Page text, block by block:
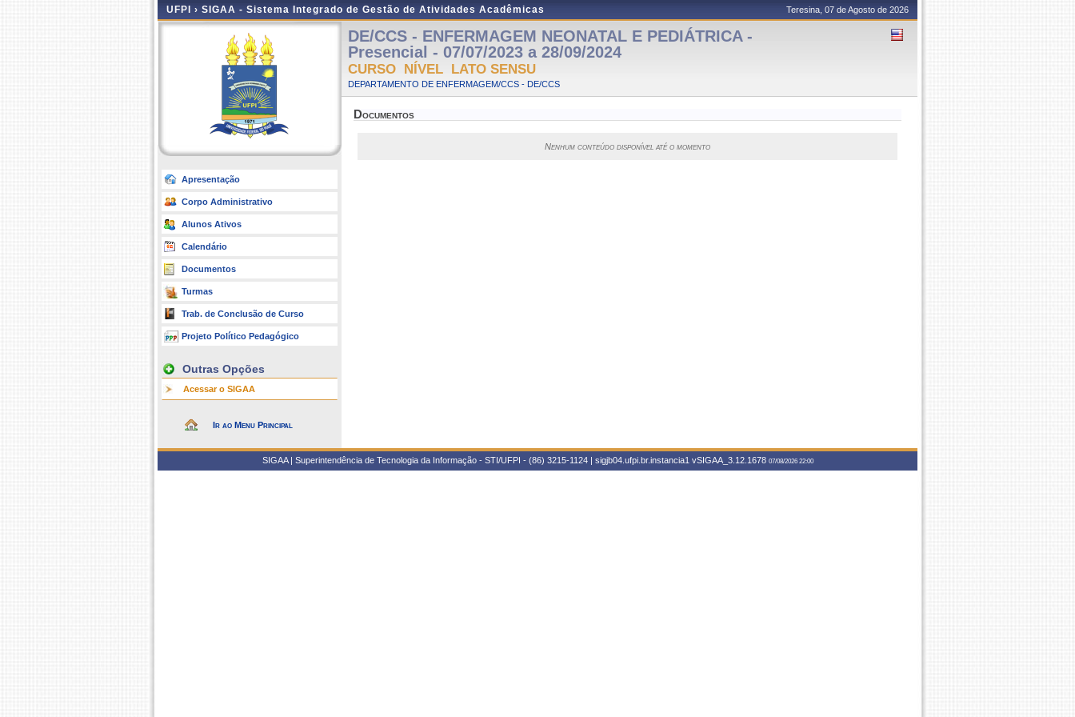
UFPI › SIGAA - Sistema Integrado de Gestão de Atividades Acadêmicas Teresina, 07 de Agosto de 2026
Apresentação
Corpo Administrativo
Alunos Ativos
Calendário
Documentos
Turmas
Trab. de Conclusão de Curso
Projeto Político Pedagógico
Outras Opções
Acessar o SIGAA
Ir ao Menu Principal
DE/CCS - ENFERMAGEM NEONATAL E PEDIÁTRICA -
Presencial - 07/07/2023 a 28/09/2024
CURSO NÍVEL LATO SENSU
DEPARTAMENTO DE ENFERMAGEM/CCS - DE/CCS
Documentos
Nenhum conteúdo disponível até o momento
SIGAA | Superintendência de Tecnologia da Informação - STI/UFPI - (86) 3215-1124 | sigjb04.ufpi.br.instancia1 vSIGAA_3.12.1678 07/08/2026 22:00